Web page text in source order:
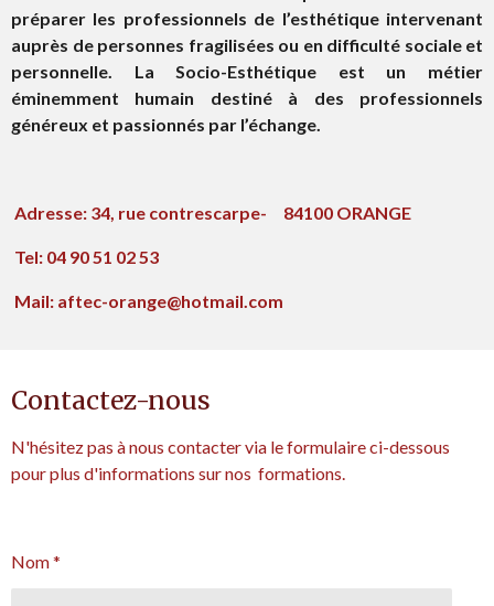
préparer les professionnels de l’esthétique intervenant
auprès de personnes fragilisées ou en difficulté sociale et
personnelle. La Socio-Esthétique est un métier
éminemment humain destiné à des professionnels
généreux et passionnés par l’échange.
Adresse: 34, rue contrescarpe- 84100 ORANGE
Tel: 04 90 51 02 53
Mail: aftec-orange@hotmail.com
Contactez-nous
N'hésitez pas à nous contacter via le formulaire ci-dessous
pour plus d'informations sur nos formations.
Nom *